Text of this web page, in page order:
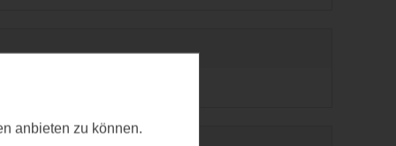
anbieten zu können.